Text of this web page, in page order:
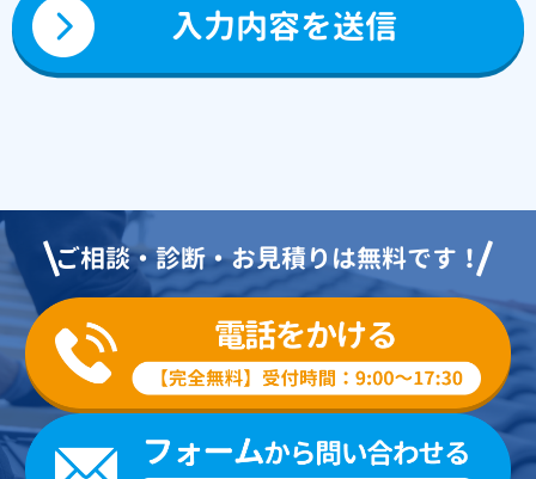
ご相談・診断・お見積りは無料です！